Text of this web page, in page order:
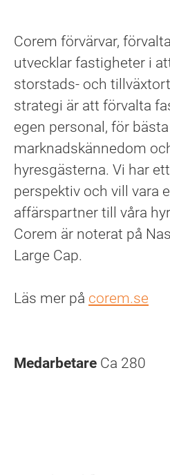
Corem förvärvar,
utvecklar fastigheter i
storstads- och
strategi är att förvalta
egen personal, för bästa
marknadskännedom
hyresgästerna. Vi har
perspektiv och vill vara
affärspartner till våra
Corem är noterat på
Large Cap.
Läs mer på corem.se
Medarbetare Ca 280